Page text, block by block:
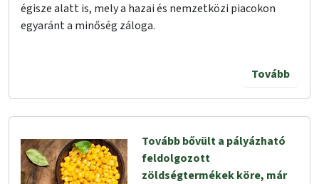
égisze alatt is, mely a hazai és nemzetközi piacokon
egyaránt a minőség záloga.
Tovább
Tovább bővült a pályázható
feldolgozott
zöldségtermékek köre, már